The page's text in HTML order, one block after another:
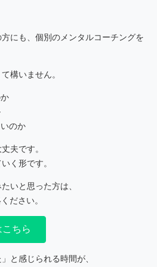
にも、個別のメンタルコーチングを
構いません。
のか
夫です。
く形です。
いと思った方は、
ださい。
ちら
と感じられる時間が、